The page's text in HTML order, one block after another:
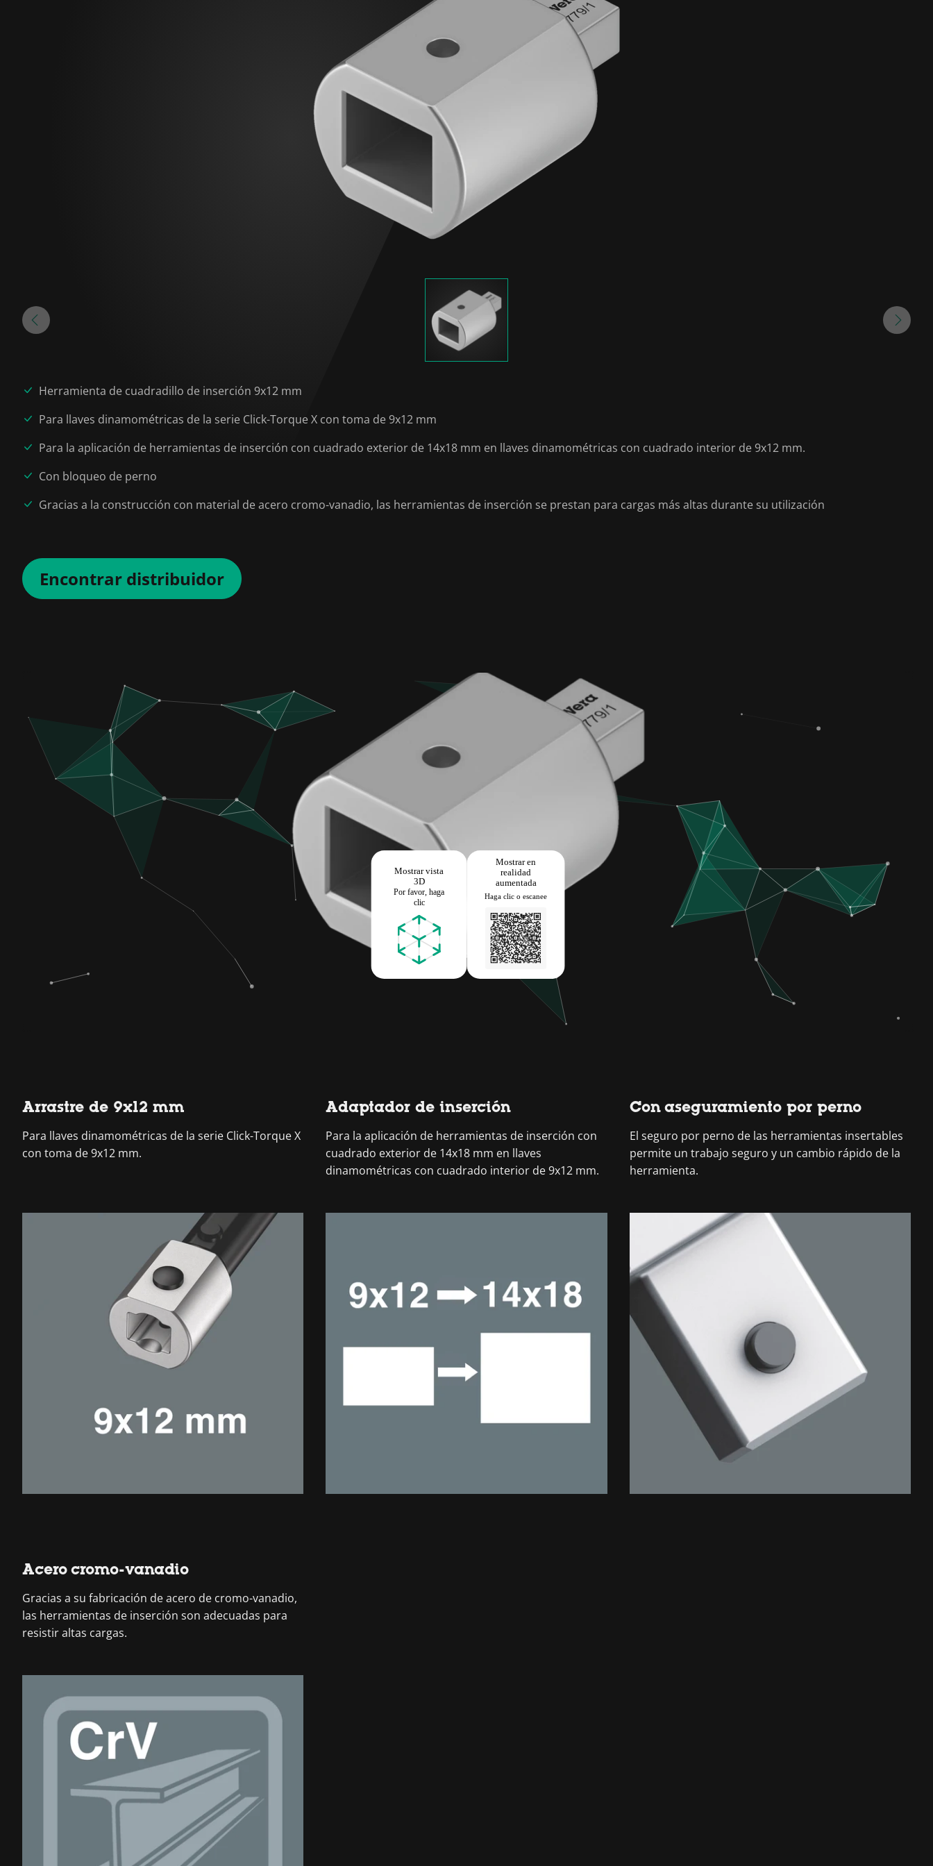
Herramienta de cuadradillo de inserción 9x12 mm
Para llaves dinamométricas de la serie Click-Torque X con toma de 9x12 mm
Para la aplicación de herramientas de inserción con cuadrado exterior de 14x18 mm en llaves dinamométricas con cuadrado interior de 9x12 mm.
Con bloqueo de perno
Gracias a la construcción con material de acero cromo-vanadio, las herramientas de inserción se prestan para cargas más altas durante su utilización
Encontrar distribuidor
Arrastre de 9x12 mm
Para llaves dinamométricas de la serie Click-Torque X
con toma de 9x12 mm.
Adaptador de inserción
Para la aplicación de herramientas de inserción con
cuadrado exterior de 14x18 mm en llaves
dinamométricas con cuadrado interior de 9x12 mm.
Con aseguramiento por perno
El seguro por perno de las herramientas insertables
permite un trabajo seguro y un cambio rápido de la
herramienta.
Acero cromo-vanadio
Gracias a su fabricación de acero de cromo-vanadio,
las herramientas de inserción son adecuadas para
resistir altas cargas.